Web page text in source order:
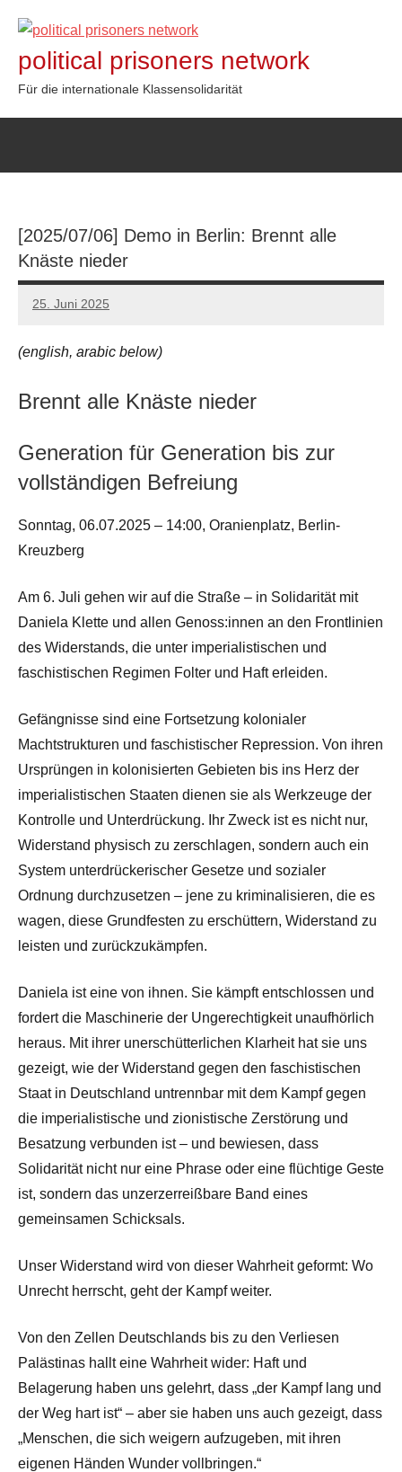
Inhalt
springen
political prisoners network
Für die internationale Klassensolidarität
[2025/07/06] Demo in Berlin: Brennt alle
Knäste nieder
25. Juni 2025
network
(english, arabic below)
Brennt alle Knäste nieder
Generation für Generation bis zur
vollständigen Befreiung
Sonntag, 06.07.2025 – 14:00, Oranienplatz, Berlin-
Kreuzberg
Am 6. Juli gehen wir auf die Straße – in Solidarität mit
Daniela Klette und allen Genoss:innen an den Frontlinien
des Widerstands, die unter imperialistischen und
faschistischen Regimen Folter und Haft erleiden.
Gefängnisse sind eine Fortsetzung kolonialer
Machtstrukturen und faschistischer Repression. Von ihren
Ursprüngen in kolonisierten Gebieten bis ins Herz der
imperialistischen Staaten dienen sie als Werkzeuge der
Kontrolle und Unterdrückung. Ihr Zweck ist es nicht nur,
Widerstand physisch zu zerschlagen, sondern auch ein
System unterdrückerischer Gesetze und sozialer
Ordnung durchzusetzen – jene zu kriminalisieren, die es
wagen, diese Grundfesten zu erschüttern, Widerstand zu
leisten und zurückzukämpfen.
Daniela ist eine von ihnen. Sie kämpft entschlossen und
fordert die Maschinerie der Ungerechtigkeit unaufhörlich
heraus. Mit ihrer unerschütterlichen Klarheit hat sie uns
gezeigt, wie der Widerstand gegen den faschistischen
Staat in Deutschland untrennbar mit dem Kampf gegen
die imperialistische und zionistische Zerstörung und
Besatzung verbunden ist – und bewiesen, dass
Solidarität nicht nur eine Phrase oder eine flüchtige Geste
ist, sondern das unzerzerreißbare Band eines
gemeinsamen Schicksals.
Unser Widerstand wird von dieser Wahrheit geformt: Wo
Unrecht herrscht, geht der Kampf weiter.
Von den Zellen Deutschlands bis zu den Verliesen
Palästinas hallt eine Wahrheit wider: Haft und
Belagerung haben uns gelehrt, dass „der Kampf lang und
der Weg hart ist“ – aber sie haben uns auch gezeigt, dass
„Menschen, die sich weigern aufzugeben, mit ihren
eigenen Händen Wunder vollbringen.“